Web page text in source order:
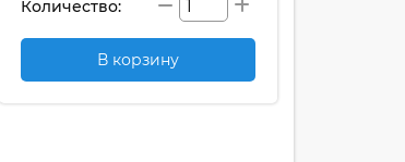
Количество:
В корзину